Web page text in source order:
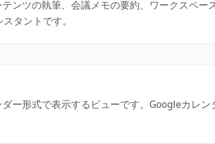
ンツの執筆、会議メモの要約、ワークスペー
タントです。
ー形式で表示するビューです。Googleカレ